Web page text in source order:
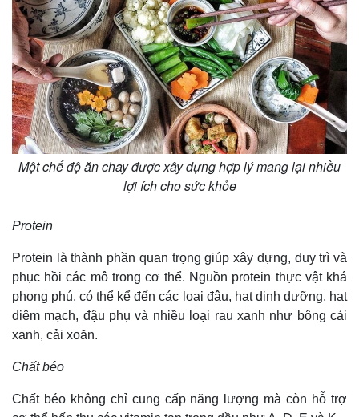
Một chế độ ăn chay được xây dựng hợp lý mang lại nhiều
lợi ích cho sức khỏe
Protein
Protein là thành phần quan trọng giúp xây dựng, duy trì và
phục hồi các mô trong cơ thể. Nguồn protein thực vật khá
phong phú, có thể kể đến các loại đậu, hạt dinh dưỡng, hạt
diêm mạch, đậu phụ và nhiều loại rau xanh như bông cải
xanh, cải xoăn.
Chất béo
Chất béo không chỉ cung cấp năng lượng mà còn hỗ trợ